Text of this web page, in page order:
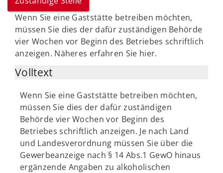
Wenn Sie eine Gaststätte betreiben möchten,
müssen Sie dies der dafür zuständigen Behörde
vier Wochen vor Beginn des Betriebes schriftlich
anzeigen. Näheres erfahren Sie hier.
Volltext
Wenn Sie eine Gaststätte betreiben möchten,
müssen Sie dies der dafür zuständigen
Behörde vier Wochen vor Beginn des
Betriebes schriftlich anzeigen. Je nach Land
und Landesverordnung müssen Sie über die
Gewerbeanzeige nach § 14 Abs.1 GewO hinaus
ergänzende Angaben zu alkoholischen